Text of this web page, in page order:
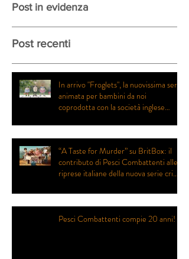
Post in evidenza
Post recenti
In arrivo "Froglets", la nuovissima serie
animata per bambini da noi
coprodotta con la società inglese
“A Taste for Murder” su BritBox: il
contributo di Pesci Combattenti alle
riprese italiane della nuova serie crime
Pesci Combattenti compie 20 anni!